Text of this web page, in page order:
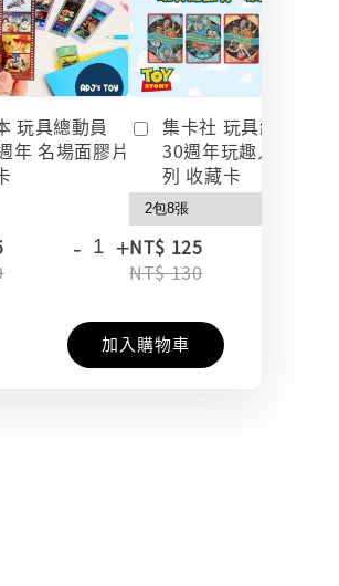
玩具總動員
年 名場面膠片
- +
集卡社 玩具總動員
30週年玩趣人生系
列 收藏卡
NT$ 125
NT$ 130
加入購物車